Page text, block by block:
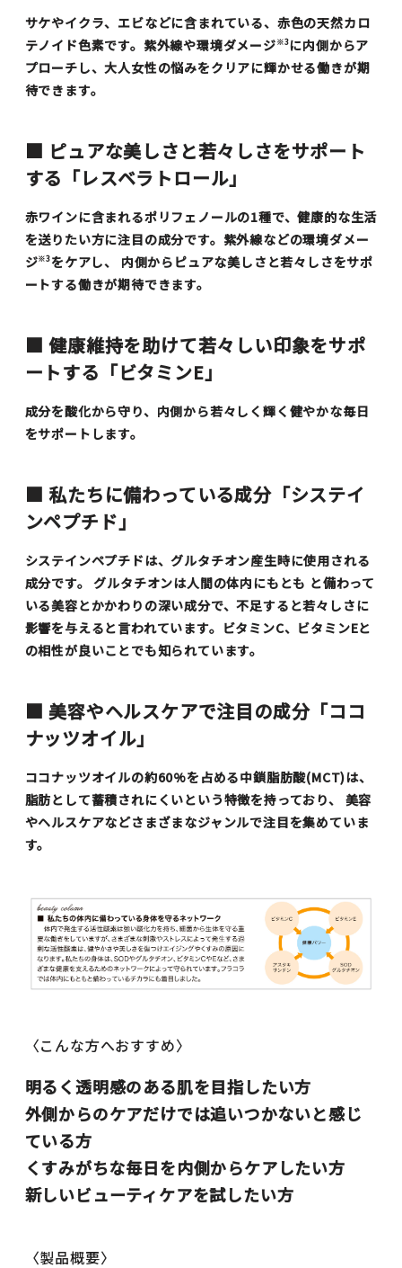
サケやイクラ、エビなどに含まれている、赤色の天然カロ
テノイド色素です。紫外線や環境ダメージ※3に内側からア
プローチし、大人女性の悩みをクリアに輝かせる働きが期
待できます。
■ ピュアな美しさと若々しさをサポート
する「レスベラトロール」
赤ワインに含まれるポリフェノールの1種で、健康的な生活
を送りたい方に注目の成分です。紫外線などの環境ダメー
ジ※3をケアし、 内側からピュアな美しさと若々しさをサポ
ートする働きが期待できます。
■ 健康維持を助けて若々しい印象をサポ
ートする「ビタミンE」
成分を酸化から守り、内側から若々しく輝く健やかな毎日
をサポートします。
■ 私たちに備わっている成分「システイ
ンペプチド」
システインペプチドは、グルタチオン産生時に使用される
成分です。 グルタチオンは人間の体内にもとも と備わって
いる美容とかかわりの深い成分で、不足すると若々しさに
影響を与えると言われています。ビタミンC、ビタミンEと
の相性が良いことでも知られています。
■ 美容やヘルスケアで注目の成分「ココ
ナッツオイル」
ココナッツオイルの約60%を占める中鎖脂肪酸(MCT)は、
脂肪として蓄積されにくいという特徴を持っており、 美容
やヘルスケアなどさまざまなジャンルで注目を集めていま
す。
〈こんな方へおすすめ〉
明るく透明感のある肌を目指したい方
外側からのケアだけでは追いつかないと感じ
ている方
くすみがちな毎日を内側からケアしたい方
新しいビューティケアを試したい方
〈製品概要〉